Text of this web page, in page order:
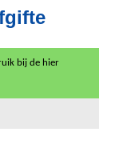
bij de hier